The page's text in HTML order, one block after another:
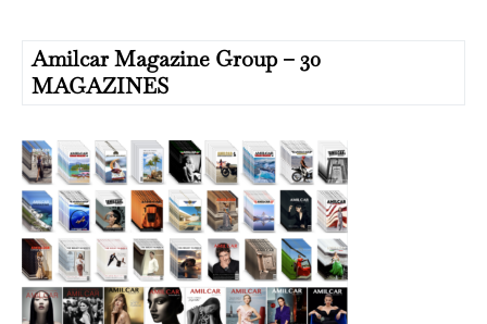
Amilcar Magazine Group – 30
MAGAZINES